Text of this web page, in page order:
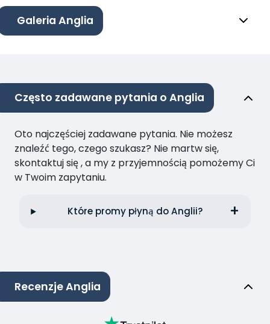
Galeria Anglia
Często zadawane pytania o Anglia
Oto najczęściej zadawane pytania. Nie możesz
znaleźć tego, czego szukasz? Nie martw się,
skontaktuj się , a my z przyjemnością pomożemy Ci
w Twoim zapytaniu.
Które promy płyną do Anglii?
Recenzje Anglia